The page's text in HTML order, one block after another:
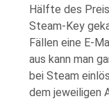
Hälfte des
Steam-Key
Fällen eine E-
aus kann man
bei Steam
dem jeweiligen